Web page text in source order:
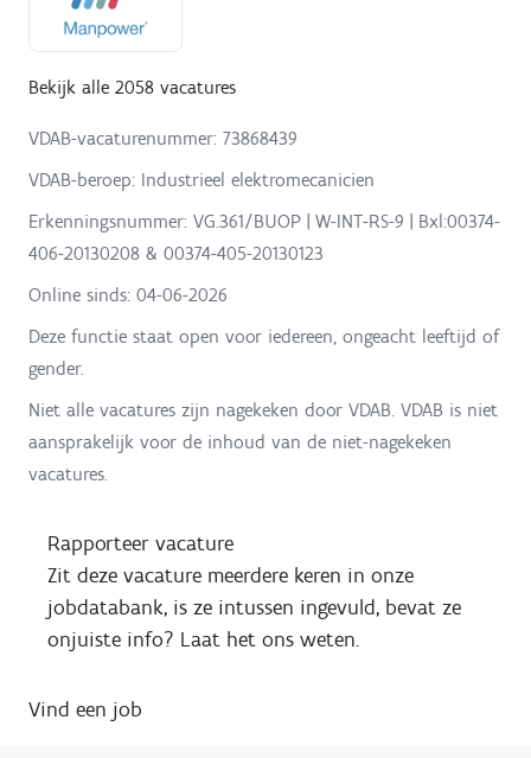
Bekijk alle 2058 vacatures
VDAB-vacaturenummer: 73868439
VDAB-beroep: Industrieel elektromecanicien
Erkenningsnummer: VG.361/BUOP | W-INT-RS-9 | Bxl:00374-
406-20130208 & 00374-405-20130123
Online sinds: 04-06-2026
Deze functie staat open voor iedereen, ongeacht leeftijd of
gender.
Niet alle vacatures zijn nagekeken door VDAB. VDAB is niet
aansprakelijk voor de inhoud van de niet-nagekeken
vacatures.
Rapporteer vacature
Zit deze vacature meerdere keren in onze
jobdatabank, is ze intussen ingevuld, bevat ze
onjuiste info? Laat het ons weten.
Vind een job